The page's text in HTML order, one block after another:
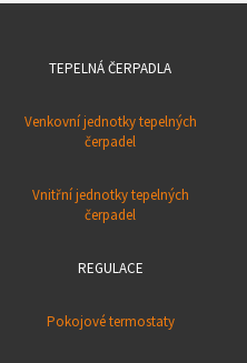
TEPELNÁ ČERPADLA
Venkovní jednotky tepelných
čerpadel
Vnitřní jednotky tepelných
čerpadel
REGULACE
Pokojové termostaty